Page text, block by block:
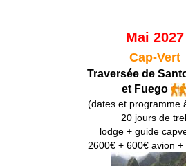
Mai 2027
Cap-Vert
Traversée de
et Fuego
(dates et programme
20 jours de
lodge + guide
2600€ + 600€ avion +